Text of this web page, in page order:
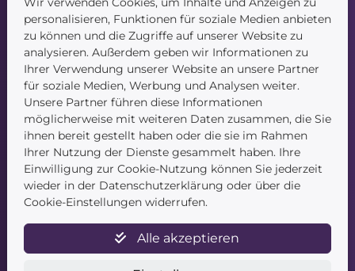
Startseite
Blog
Kontakt
Service
personalisieren, Funktionen für soziale Medien anbieten
zu können und die Zugriffe auf unserer Website zu
analysieren. Außerdem geben wir Informationen zu
Ihrer Verwendung unserer Website an unsere Partner
für soziale Medien, Werbung und Analysen weiter.
Unsere Partner führen diese Informationen
möglicherweise mit weiteren Daten zusammen, die Sie
ihnen bereit gestellt haben oder die sie im Rahmen
Ihrer Nutzung der Dienste gesammelt haben. Ihre
Einwilligung zur Cookie-Nutzung können Sie jederzeit
wieder in der Datenschutzerklärung oder über die
Cookie-Einstellungen widerrufen.
Alle akzeptieren